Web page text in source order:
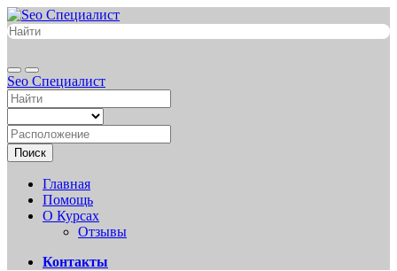
Seo Специалист
Поиск
Главная
Помощь
О Курсах
Отзывы
Контакты